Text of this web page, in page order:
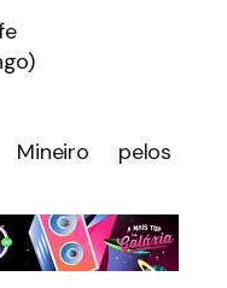
Mineiro pelos